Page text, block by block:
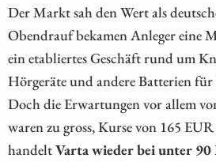
Der Markt sah den Wert als
Obendrauf bekamen Anleger eine
ein etabliertes Geschäft rund um
Hörgeräte und andere Batterien
Doch die Erwartungen vor allem
waren zu gross, Kurse von 165
handeltVarta wieder bei unter 90